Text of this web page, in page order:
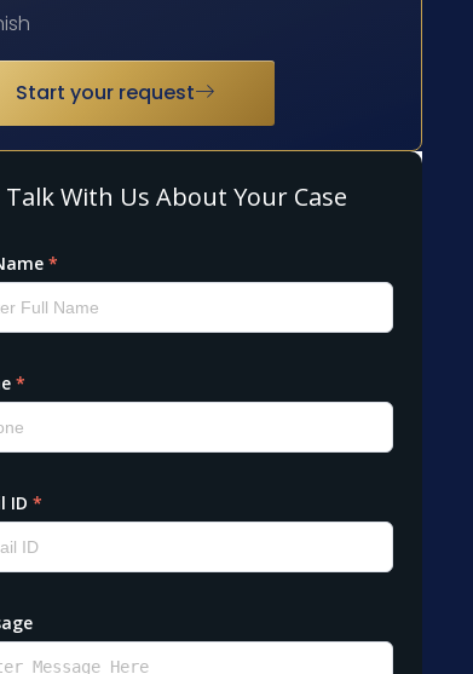
Start your request